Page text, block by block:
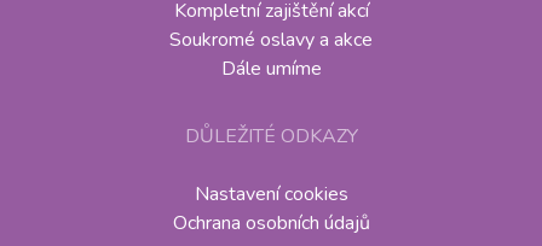
Kompletní zajištění akcí
Soukromé oslavy a akce
Dále umíme
DŮLEŽITÉ ODKAZY
Nastavení cookies
Ochrana osobních údajů